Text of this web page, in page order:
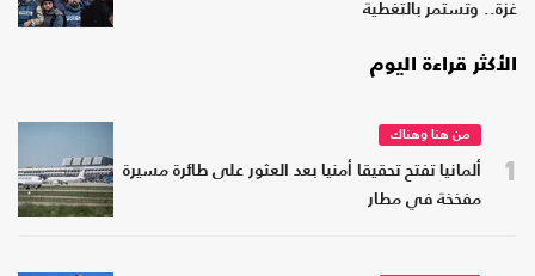
غزة.. وتستمر بالتغطية
الأكثر قراءة اليوم
1
من هنا وهناك
ألمانيا تفتح تحقيقا أمنيا بعد العثور على طائرة مسيرة
مفخخة في مطار